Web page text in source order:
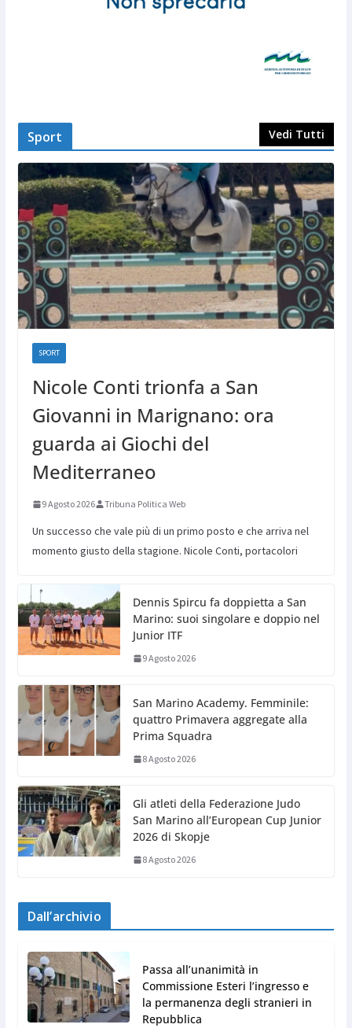
Sport Vedi Tutti
SPORT
Nicole Conti trionfa a San
Giovanni in Marignano: ora
guarda ai Giochi del
Mediterraneo
9 Agosto 2026 Tribuna Politica Web
Un successo che vale più di un primo posto e che arriva nel
momento giusto della stagione. Nicole Conti, portacolori
Dennis Spircu fa doppietta a San
Marino: suoi singolare e doppio nel
Junior ITF
9 Agosto 2026
San Marino Academy. Femminile:
quattro Primavera aggregate alla
Prima Squadra
8 Agosto 2026
Gli atleti della Federazione Judo
San Marino all’European Cup Junior
2026 di Skopje
8 Agosto 2026
Dall’archivio
Passa all’unanimità in
Commissione Esteri l’ingresso e
la permanenza degli stranieri in
Repubblica